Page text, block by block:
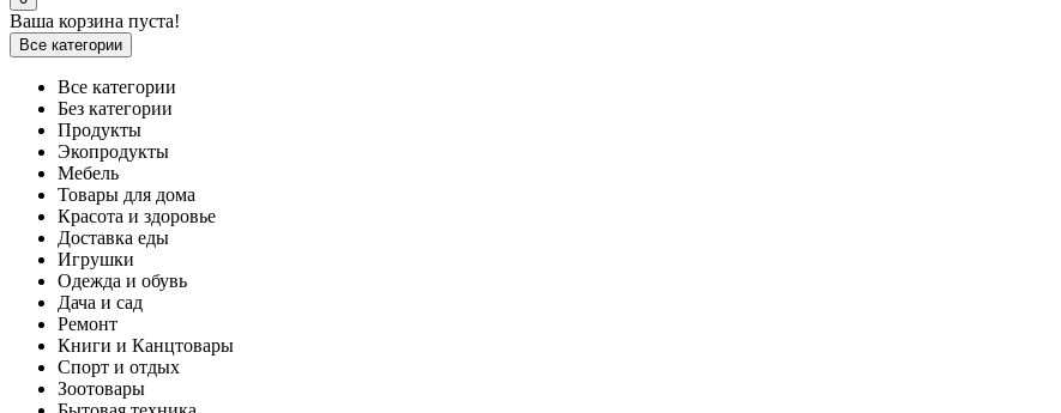
Ваша корзина пуста!
Все категории
Все категории
Без категории
Продукты
Экопродукты
Мебель
Товары для дома
Красота и здоровье
Доставка еды
Игрушки
Одежда и обувь
Дача и сад
Ремонт
Книги и Канцтовары
Спорт и отдых
Зоотовары